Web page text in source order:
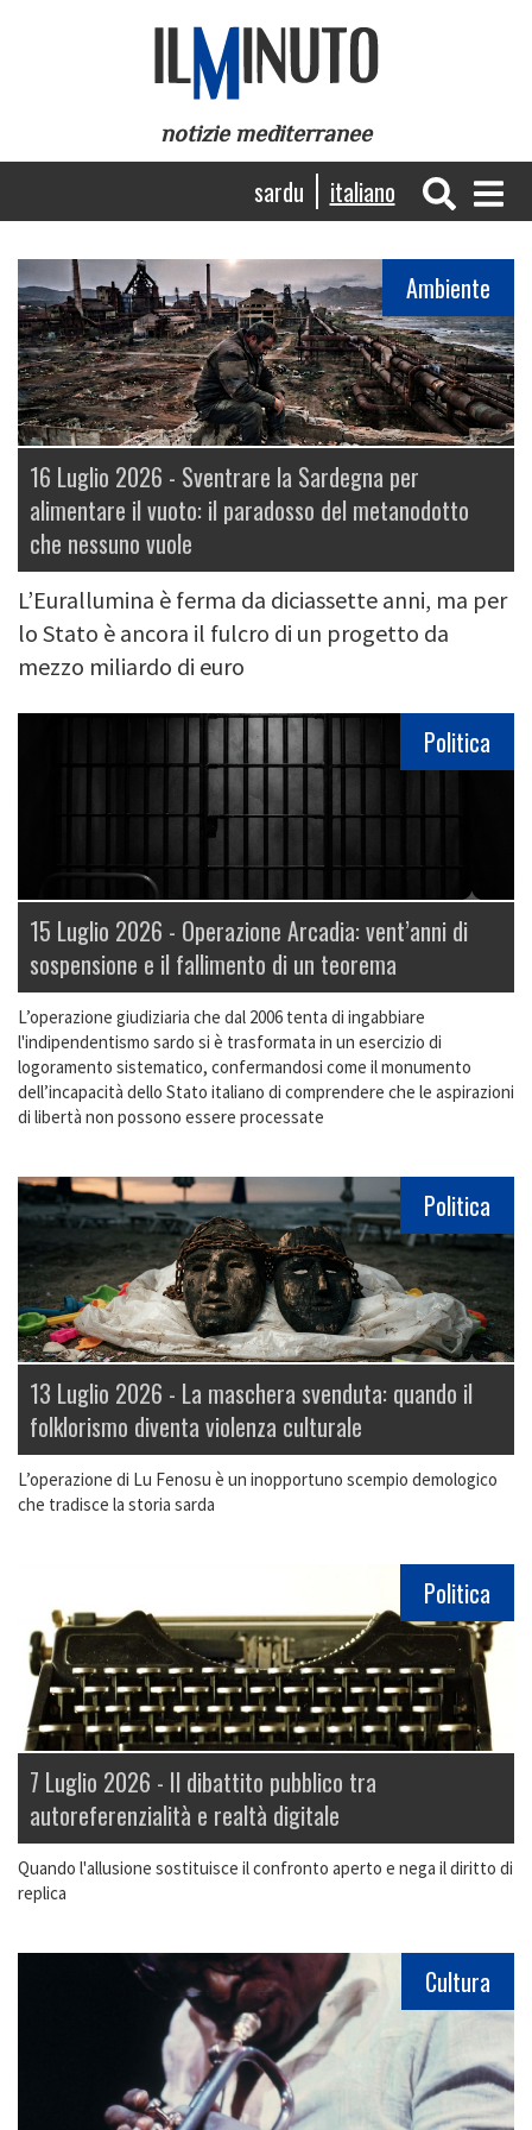
notizie mediterranee
Navigazione
principale
sardu italiano
Ambiente
16 Luglio 2026 - Sventrare la Sardegna per
alimentare il vuoto: il paradosso del metanodotto
che nessuno vuole
L’Eurallumina è ferma da diciassette anni, ma per
lo Stato è ancora il fulcro di un progetto da
mezzo miliardo di euro
Politica
15 Luglio 2026 - Operazione Arcadia: vent’anni di
sospensione e il fallimento di un teorema
L’operazione giudiziaria che dal 2006 tenta di ingabbiare
l'indipendentismo sardo si è trasformata in un esercizio di
logoramento sistematico, confermandosi come il monumento
dell’incapacità dello Stato italiano di comprendere che le aspirazioni
di libertà non possono essere processate
Politica
13 Luglio 2026 - La maschera svenduta: quando il
folklorismo diventa violenza culturale
L’operazione di Lu Fenosu è un inopportuno scempio demologico
che tradisce la storia sarda
Politica
7 Luglio 2026 - Il dibattito pubblico tra
autoreferenzialità e realtà digitale
Quando l'allusione sostituisce il confronto aperto e nega il diritto di
replica
Cultura